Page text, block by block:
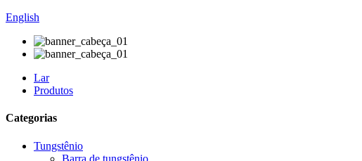
English
Lar
Produtos
Categorias
Tungstênio
Barra de tungstênio